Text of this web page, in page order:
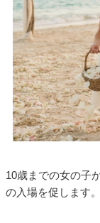
10歳までの女の子
の入場を促します。